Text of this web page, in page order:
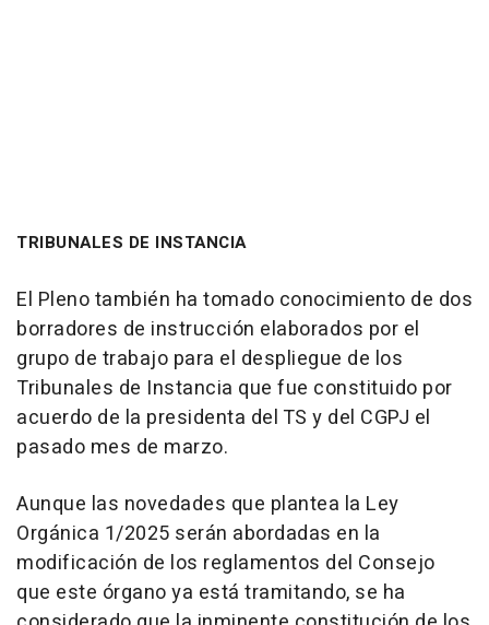
TRIBUNALES DE INSTANCIA
El Pleno también ha tomado conocimiento de dos
borradores de instrucción elaborados por el
grupo de trabajo para el despliegue de los
Tribunales de Instancia que fue constituido por
acuerdo de la presidenta del TS y del CGPJ el
pasado mes de marzo.
Aunque las novedades que plantea la Ley
Orgánica 1/2025 serán abordadas en la
modificación de los reglamentos del Consejo
que este órgano ya está tramitando, se ha